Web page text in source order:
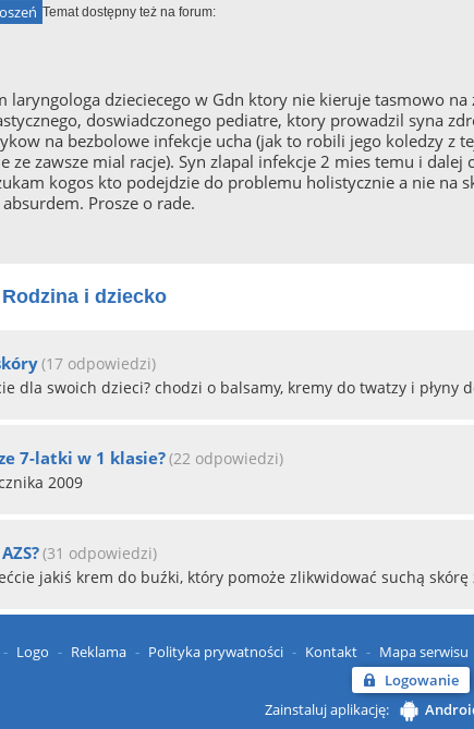
Temat dostępny też na forum:
laryngologa dzieciecego w Gdn ktory nie kieruje tasmowo
doswiadczonego pediatre, ktory prowadzil syna
na bezbolowe infekcje ucha (jak to robili jego koledzy z
ze zawsze mial racje). Syn zlapal infekcje 2 mies temu i
kogos kto podejdzie do problemu holistycznie a nie
Prosze o rade.
Rodzina i dziecko
(17 odpowiedzi)
dla swoich dzieci? chodzi o balsamy, kremy do twatzy i płyny
7-latki w 1 klasie?(22 odpowiedzi)
2009
(31 odpowiedzi)
jakiś krem do buźki, który pomoże zlikwidować suchą
Logo Reklama Polityka prywatności Kontakt Mapa serwisu
Logowanie
Zainstaluj aplikację: